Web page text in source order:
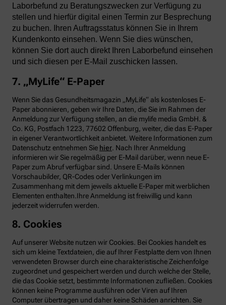
Laborbefund zu Beratungszwecken zur Verfügung zu
stellen und hierfür digital einen Termin zur Besprechung
zu buchen. Ihren Auftragsstatus können Sie in Ihrem
Kundenkonto einsehen. Wenn Sie dies wünschen,
können Sie dort auch direkt Ihren Laborbefund einsehen
und sich diesen per E-Mail zuschicken lassen.
7. „MyLife“ E-Paper
Wenn Sie das Gesundheitsmagazin „MyLife“ als kostenloses E-
Paper abonnieren, geben wir Ihre Daten, die Sie im Rahmen der
Anmeldung zur Verfügung stellen, an die mylife media GmbH. &
Co. KG, Postfach 1223, 77602 Offenburg, weiter, die das E-Paper
in eigener Verantwortlichkeit anbietet. Weitere Informationen zum
Datenschutz entnehmen Sie hier. Nach Ihrer Anmeldung
informieren wir Sie regelmäßig per E-Mail darüber, wenn neue E-
Paper zum Abruf verfügbar sind. Unsere E-Mails können
Vorschaubilder, QR-Codes oder Verlinkungen im
Zusammenhang mit dem jeweils aktuelle E-Paper mit werblichen
Elementen enthalten.Ihre Anmeldung ist freiwillig und kann
jederzeit widerrufen werden.
8. Cookies
Auf unserer Website nutzen wir Cookies. Bei Cookies handelt es
sich um kleine Textdateien, die auf Ihrer Festplatte dem von Ihnen
verwendeten Browser durch eine charakteristische Zeichenfolge
zugeordnet und gespeichert werden und durch welche der Stelle,
die das Cookie setzt, bestimmte Informationen zufließen. Cookies
können keine Programme ausführen oder Viren auf Ihren
Computer übertragen und daher keine Schäden anrichten. Sie